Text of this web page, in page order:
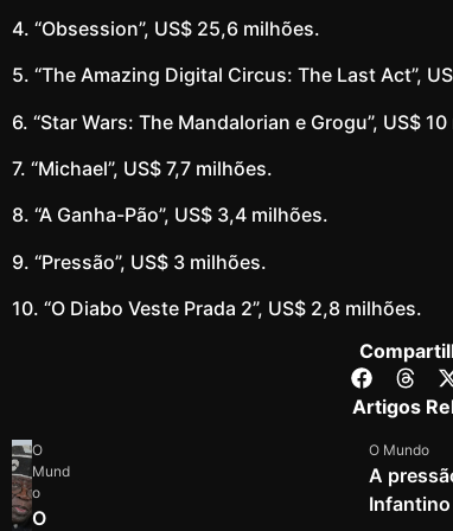
4. “Obsession”, US$ 25,6 milhões.
5. “The Amazing Digital Circus: The Last Act”,
6. “Star Wars: The Mandalorian e Grogu”, US$
7. “Michael”, US$ 7,7 milhões.
8. “A Ganha-Pão”, US$ 3,4 milhões.
9. “Pressão”, US$ 3 milhões.
10. “O Diabo Veste Prada 2”, US$ 2,8 milhões.
Artigos
O
Mund
o
O
O Mundo
A
Infantino